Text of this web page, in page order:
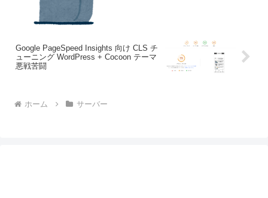
Google PageSpeed Insights 向け CLS チ
ューニング WordPress + Cocoon テーマ
悪戦苦闘
ホーム サーバー